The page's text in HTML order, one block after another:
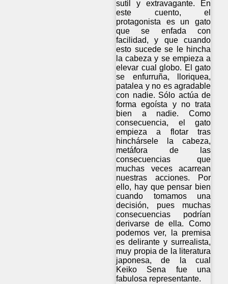
sutil y extravagante. En
este cuento, el
protagonista es un gato
que se enfada con
facilidad, y que cuando
esto sucede se le hincha
la cabeza y se empieza a
elevar cual globo. El gato
se enfurruña, lloriquea,
patalea y no es agradable
con nadie. Sólo actúa de
forma egoísta y no trata
bien a nadie. Como
consecuencia, el gato
empieza a flotar tras
hinchársele la cabeza,
metáfora de las
consecuencias que
muchas veces acarrean
nuestras acciones. Por
ello, hay que pensar bien
cuando tomamos una
decisión, pues muchas
consecuencias podrían
derivarse de ella. Como
podemos ver, la premisa
es delirante y surrealista,
muy propia de la literatura
japonesa, de la cual
Keiko Sena fue una
fabulosa representante.